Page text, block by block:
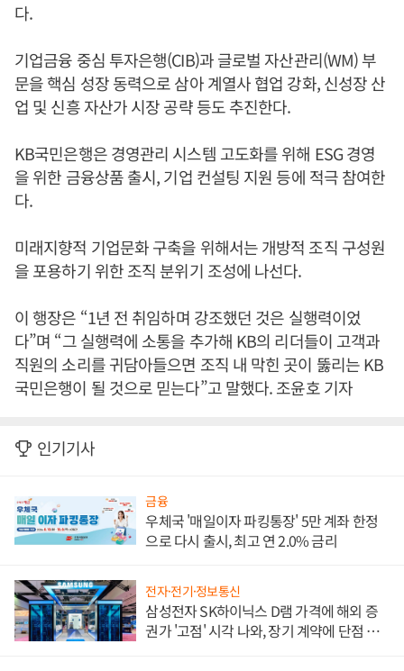
다.
기업금융 중심 투자은행(CIB)과 글로벌 자산관리(WM) 부
문을 핵심 성장 동력으로 삼아 계열사 협업 강화, 신성장 산
업 및 신흥 자산가 시장 공략 등도 추진한다.
KB국민은행은 경영관리 시스템 고도화를 위해 ESG 경영
을 위한 금융상품 출시, 기업 컨설팅 지원 등에 적극 참여한
다.
미래지향적 기업문화 구축을 위해서는 개방적 조직 구성원
을 포용하기 위한 조직 분위기 조성에 나선다.
이 행장은 “1년 전 취임하며 강조했던 것은 실행력이었
다”며 “그 실행력에 소통을 추가해 KB의 리더들이 고객과
직원의 소리를 귀담아들으면 조직 내 막힌 곳이 뚫리는 KB
국민은행이 될 것으로 믿는다”고 말했다. 조윤호 기자
인기기사
금융
우체국 '매일이자 파킹통장' 5만 계좌 한정
으로 다시 출시, 최고 연 2.0% 금리
전자·전기·정보통신
삼성전자 SK하이닉스 D램 가격에 해외 증
권가 '고점' 시각 나와, 장기 계약에 단점 부